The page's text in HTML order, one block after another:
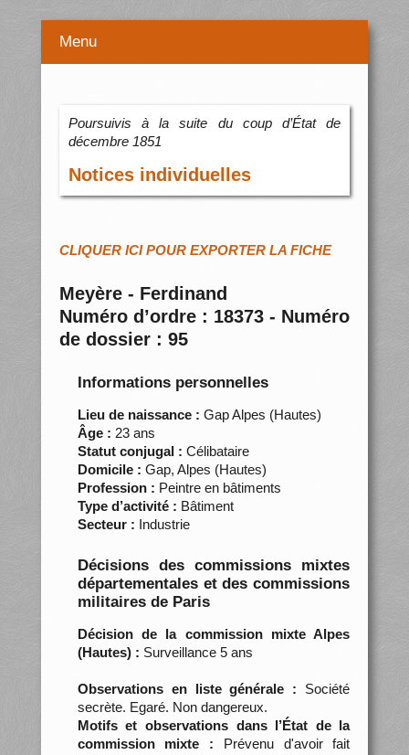
Menu
Poursuivis à la suite du coup d’État de
décembre 1851
Notices individuelles
CLIQUER ICI POUR EXPORTER LA FICHE
Meyère - Ferdinand
Numéro d’ordre : 18373 - Numéro
de dossier : 95
Informations personnelles
Lieu de naissance : Gap Alpes (Hautes)
Âge : 23 ans
Statut conjugal : Célibataire
Domicile : Gap, Alpes (Hautes)
Profession : Peintre en bâtiments
Type d’activité : Bâtiment
Secteur : Industrie
Décisions des commissions mixtes
départementales et des commissions
militaires de Paris
Décision de la commission mixte Alpes
(Hautes) : Surveillance 5 ans
Observations en liste générale : Société
secrète. Egaré. Non dangereux.
Motifs et observations dans l’État de la
commission mixte : Prévenu d'avoir fait